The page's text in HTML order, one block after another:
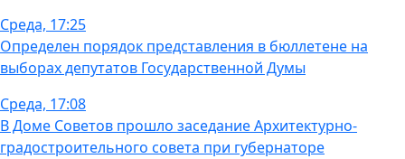
Среда, 17:25
Определен порядок представления в бюллетене на
выборах депутатов Государственной Думы
Среда, 17:08
В Доме Советов прошло заседание Архитектурно-
градостроительного совета при губернаторе